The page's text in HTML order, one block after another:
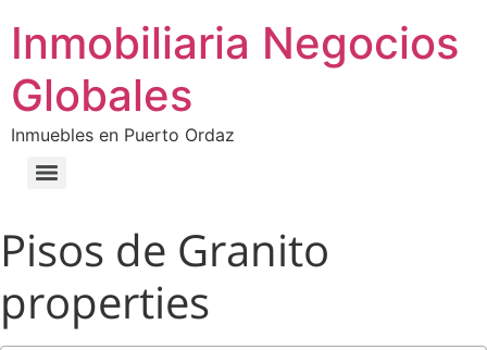
Inmobiliaria Negocios
Globales
Inmuebles en Puerto Ordaz
Pisos de Granito
properties